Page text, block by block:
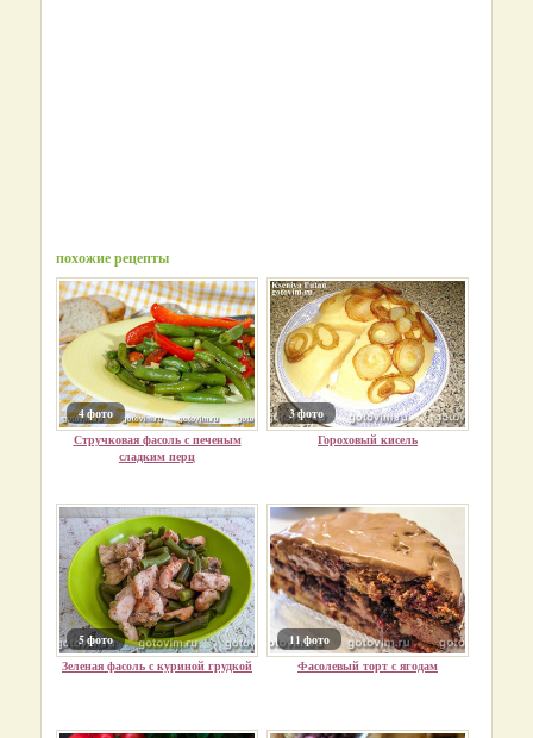
похожие рецепты
4 фото
Стручковая фасоль с печеным
сладким перц
3 фото
Гороховый кисель
5 фото
Зеленая фасоль с куриной грудкой
11 фото
Фасолевый торт с ягодам